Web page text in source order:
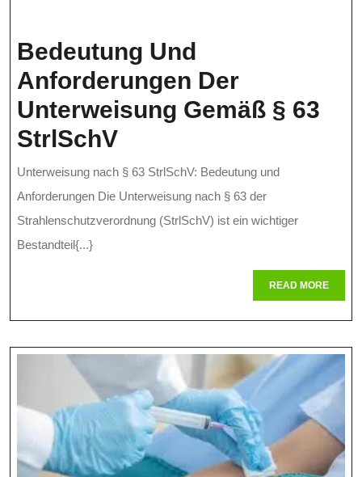
Bedeutung Und
Anforderungen Der
Unterweisung Gemäß § 63
StrlSchVBedeutung
Und
Anforderungen
Der
63
StrlSchV
Unterweisung nach § 63 StrlSchV: Bedeutung und
Anforderungen Die Unterweisung nach § 63 der
Strahlenschutzverordnung (StrlSchV) ist ein wichtiger
Bestandteil{...}
READ MOREREAD
MORE